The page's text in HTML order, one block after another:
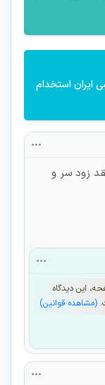
ایران استخدام
چقد زود سر و
این دیدگاه
(مشاهده قوانین)